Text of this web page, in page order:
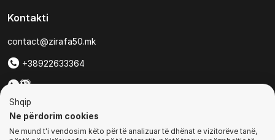
Kontakti
contact@zirafa50.mk
+38922633364
Për kërkesa të ofertave:
b2b@zirafa50.mk
Jadranska Magistrala No. 86, Skopje, North Macedonia
Shqip
Ne përdorim cookies
Ne mund t'i vendosim këto për të analizuar të dhënat e vizitorëve tanë,